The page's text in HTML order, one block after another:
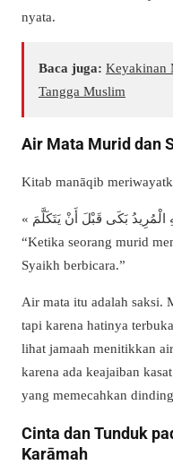
nyata.
Baca juga: Keyakinan
Tangga Muslim
Air Mata Murid dan
Kitab manāqib
“Ketika seorang murid
Syaikh berbicara.”
Air mata itu adalah saksi.
tapi karena hatinya
lihat jamaah menitikkan
karena ada keajaiban
yang memecahkan
Cinta dan Tunduk
Karāmah